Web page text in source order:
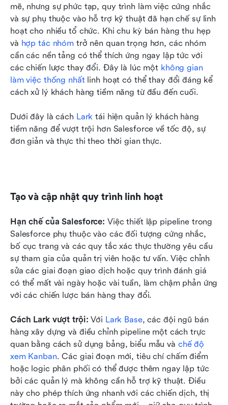
mẽ, nhưng sự phức tạp, quy trình làm việc cứng nhắc
và sự phụ thuộc vào hỗ trợ kỹ thuật đã hạn chế sự linh
hoạt cho nhiều tổ chức. Khi chu kỳ bán hàng thu hẹp
và hợp tác nhóm trở nên quan trọng hơn, các nhóm
cần các nền tảng có thể thích ứng ngay lập tức với
các chiến lược thay đổi. Đây là lúc một không gian
làm việc thống nhất linh hoạt có thể thay đổi đáng kể
cách xử lý khách hàng tiềm năng từ đầu đến cuối.
Dưới đây là cách Lark tái hiện quản lý khách hàng
tiềm năng để vượt trội hơn Salesforce về tốc độ, sự
đơn giản và thực thi theo thời gian thực.
Tạo và cập nhật quy trình linh hoạt
Hạn chế của Salesforce: Việc thiết lập pipeline trong
Salesforce phụ thuộc vào các đối tượng cứng nhắc,
bố cục trang và các quy tắc xác thực thường yêu cầu
sự tham gia của quản trị viên hoặc tư vấn. Việc chỉnh
sửa các giai đoạn giao dịch hoặc quy trình đánh giá
có thể mất vài ngày hoặc vài tuần, làm chậm phản ứng
với các chiến lược bán hàng thay đổi.
Cách Lark vượt trội: Với Lark Base, các đội ngũ bán
hàng xây dựng và điều chỉnh pipeline một cách trực
quan bằng cách sử dụng bảng, biểu mẫu và chế độ
xem Kanban. Các giai đoạn mới, tiêu chí chấm điểm
hoặc logic phân phối có thể được thêm ngay lập tức
bởi các quản lý mà không cần hỗ trợ kỹ thuật. Điều
này cho phép thích ứng nhanh với các chiến dịch, thị